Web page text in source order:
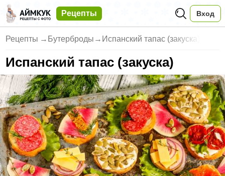
Рецепты Вход
Рецепты → Бутерброды → Испанский тапас (закуска)
Испанский тапас (закуска)